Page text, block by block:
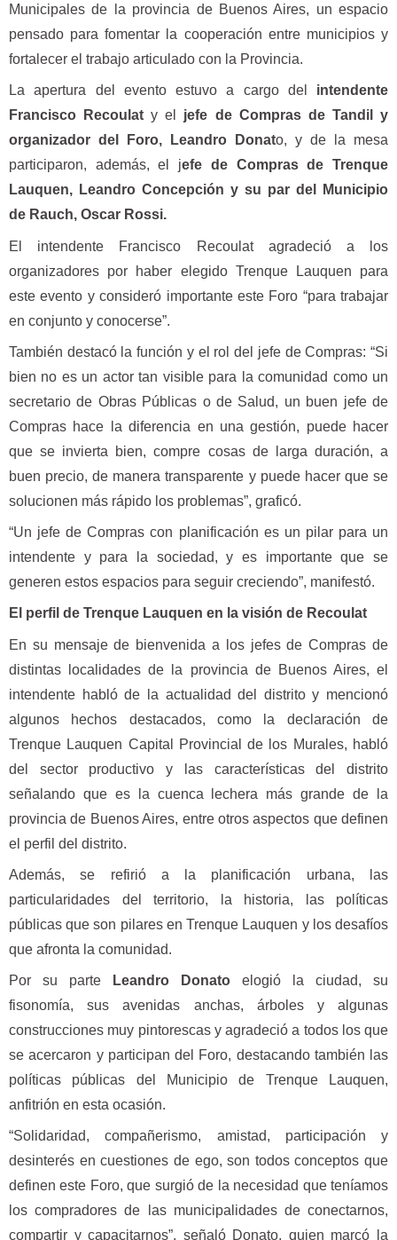
Municipales de la provincia de Buenos Aires, un espacio
pensado para fomentar la cooperación entre municipios y
fortalecer el trabajo articulado con la Provincia.
La apertura del evento estuvo a cargo del intendente
Francisco Recoulaty el
jefe de Compras de Tandil y
organizador del Foro, Leandro Donato, y de la mesa
participaron, además, el jefe de Compras de Trenque
Lauquen, Leandro Concepción y su par del Municipio
de Rauch, Oscar Rossi.
El intendente Francisco Recoulat agradeció a los
organizadores por haber elegido Trenque Lauquen para
este evento y consideró importante este Foro “para trabajar
en conjunto y conocerse”.
También destacó la función y el rol del jefe de Compras: “Si
bien no es un actor tan visible para la comunidad como un
secretario de Obras Públicas o de Salud, un buen jefe de
Compras hace la diferencia en una gestión, puede hacer
que se invierta bien, compre cosas de larga duración, a
buen precio, de manera transparente y puede hacer que se
solucionen más rápido los problemas”, graficó.
“Un jefe de Compras con planificación es un pilar para un
intendente y para la sociedad, y es importante que se
generen estos espacios para seguir creciendo”, manifestó.
El perfil de Trenque Lauquen en la visión de Recoulat
En su mensaje de bienvenida a los jefes de Compras de
distintas localidades de la provincia de Buenos Aires, el
intendente habló de la actualidad del distrito y mencionó
algunos hechos destacados, como la declaración de
Trenque Lauquen Capital Provincial de los Murales, habló
del sector productivo y las características del distrito
señalando que es la cuenca lechera más grande de la
provincia de Buenos Aires, entre otros aspectos que definen
el perfil del distrito.
Además, se refirió a la planificación urbana, las
particularidades del territorio, la historia, las políticas
públicas que son pilares en Trenque Lauquen y los desafíos
que afronta la comunidad.
Por su parte Leandro Donato elogió la ciudad, su
fisonomía, sus avenidas anchas, árboles y algunas
construcciones muy pintorescas y agradeció a todos los que
se acercaron y participan del Foro, destacando también las
políticas públicas del Municipio de Trenque Lauquen,
anfitrión en esta ocasión.
“Solidaridad, compañerismo, amistad, participación y
desinterés en cuestiones de ego, son todos conceptos que
definen este Foro, que surgió de la necesidad que teníamos
los compradores de las municipalidades de conectarnos,
compartir y capacitarnos”, señaló Donato, quien marcó la